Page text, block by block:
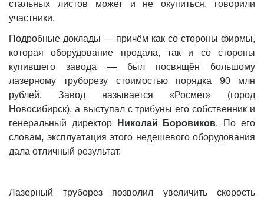
стальных листов может и не окупиться, говорили
участники.
Подробные доклады — причём как со стороны фирмы,
которая оборудование продала, так и со стороны
купившего завода — был посвящён большому
лазерному труборезу стоимостью порядка 90 млн
рублей. Завод называется «Росмет» (город
Новосибирск), а выступал с трибуны его собственник и
генеральный директор
Николай Боровиков. По его
словам, эксплуатация этого недешевого оборудования
дала отличный результат.
Лазерный труборез позволил увеличить скорость